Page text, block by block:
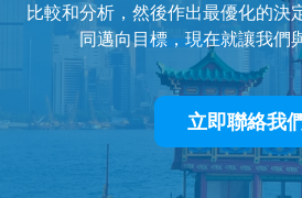
比較和分析，然後作出最優化的決
同邁向目標，現在就讓我們
立即聯絡我